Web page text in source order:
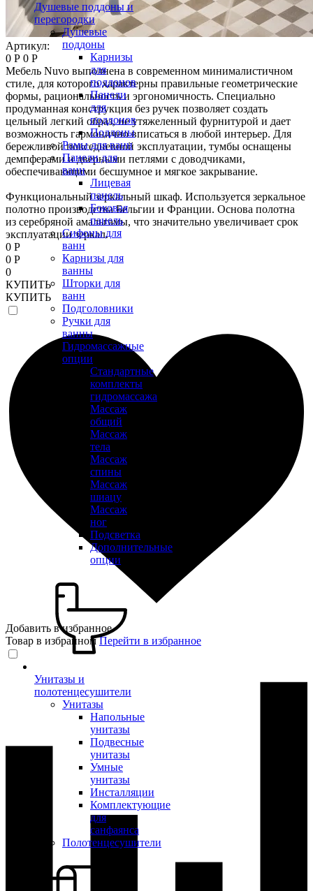
Душевые поддоны и
перегородки
Душевые
поддоны
Карнизы
для
поддонов
Панели
для
поддонов
Поддоны
Рамы для ванн
Панели для
ванн
Лицевая
панель
Боковая
панель
Сифоны для
ванн
Карнизы для
ванны
Шторки для
ванн
Подголовники
Ручки для
ванны
Гидромассажные
опции
Стандартные
комплекты
гидромассажа
Массаж
общий
Массаж
тела
Массаж
спины
Массаж
шиацу
Массаж
ног
Подсветка
Дополнительные
опции
Унитазы и
полотенцесушители
Унитазы
Напольные
унитазы
Подвесные
унитазы
Умные
унитазы
Инсталляции
Комплектующие
для
санфаянса
Полотенцесушители
Артикул:
0 Р 0 Р
Мебель Nuvo выполнена в современном минималистичном
стиле, для которого характерны правильные геометрические
формы, рациональность и эргономичность. Специально
продуманная конструкция без ручек позволяет создать
цельный легкий образ, не утяжеленный фурнитурой и дает
возможность гармонично вписаться в любой интерьер. Для
бережливой повседневной эксплуатации, тумбы оснащены
демпферами и дверными петлями с доводчиками,
обеспечивающими бесшумное и мягкое закрывание.
Функциональный зеркальный шкаф. Используется зеркальное
полотно производства Бельгии и Франции. Основа полотна
из серебряной амальгамы, что значительно увеличивает срок
эксплуатации зеркал.
0 Р
0 Р
0
КУПИТЬ
КУПИТЬ
Добавить в избранное
Товар в избранномПерейти в избранное